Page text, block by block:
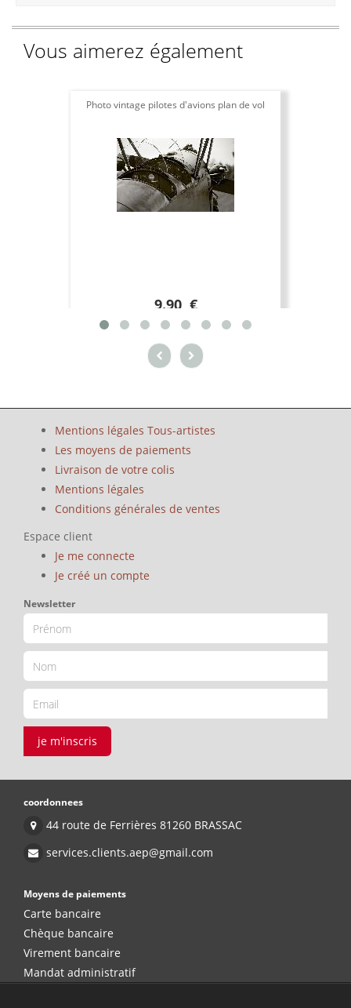
Vous aimerez également
Photo vintage pilotes d'avions plan de vol
9.90 €
Mentions légales Tous-artistes
Les moyens de paiements
Livraison de votre colis
Mentions légales
Conditions générales de ventes
Espace client
Je me connecte
Je créé un compte
Newsletter
je m'inscris
coordonnees
44 route de Ferrières 81260 BRASSAC
services.clients.aep@gmail.com
Moyens de paiements
Carte bancaire
Chèque bancaire
Virement bancaire
Mandat administratif